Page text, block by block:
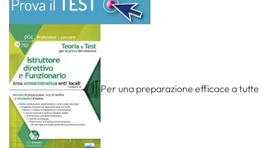
Per una preparazione efficace a tutte